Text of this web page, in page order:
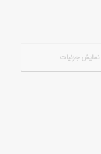
نمایش جزئیات